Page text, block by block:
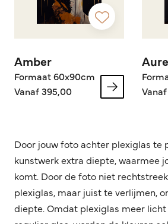
Amber
Formaat 60x90cm
Vanaf 395,00
Door jouw foto achter plexiglas te
kunstwerk extra diepte, waarmee
komt. Door de foto niet
plexiglas, maar juist te verlijmen,
diepte. Omdat plexiglas meer